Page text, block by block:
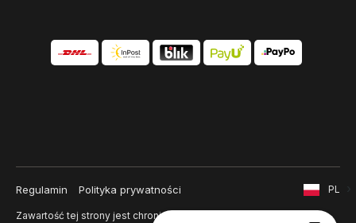
Regulamin Polityka prywatności
Zawartość tej strony jest chroniona prawem autorskim i
PL